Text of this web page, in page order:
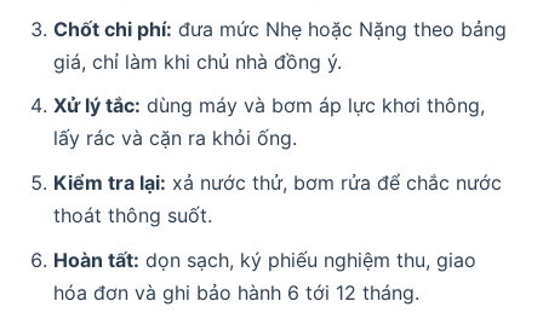
Chốt chi phí: đưa mức Nhẹ hoặc Nặng theo bảng
giá, chỉ làm khi chủ nhà đồng ý.
Xử lý tắc: dùng máy và bơm áp lực khơi thông,
lấy rác và cặn ra khỏi ống.
Kiểm tra lại: xả nước thử, bơm rửa để chắc nước
thoát thông suốt.
Hoàn tất: dọn sạch, ký phiếu nghiệm thu, giao
hóa đơn và ghi bảo hành 6 tới 12 tháng.